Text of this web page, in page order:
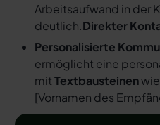
Arbeitsaufwand in der
deutlich.Direkter
Personalisierte
ermöglicht eine
mitTextbausteinen
[Vornamen des